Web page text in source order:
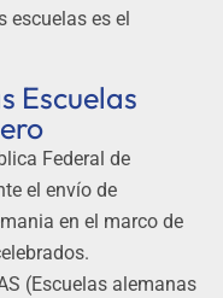
escuelas es el
Escuelas
Federal de
el envío de
en el marco de
(Escuelas alemanas